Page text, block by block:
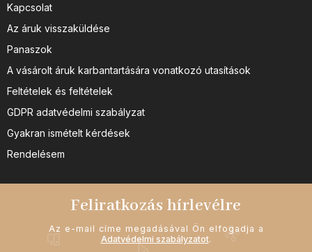
Kapcsolat
Az áruk visszaküldése
Panaszok
A vásárolt áruk karbantartására vonatkozó utasítások
Feltételek és feltételek
GDPR adatvédelmi szabályzat
Gyakran ismételt kérdések
Rendelésem
Feliratkozás hírlevélre
Az e-mail címe megadásával Ön elfogadja a
Adatvédelmi szabályzatot.